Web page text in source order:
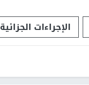
الإجراءات الجزائية